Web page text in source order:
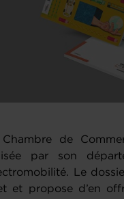
Chambre de
par son
Le
et propose d’en